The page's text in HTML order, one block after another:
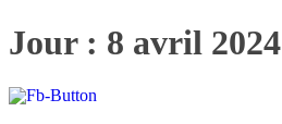
Jour : 8 avril 2024